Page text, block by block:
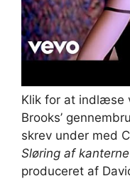
Klik for at indlæse
Brooks’
skrev under med
Sløring af kanterne
produceret af